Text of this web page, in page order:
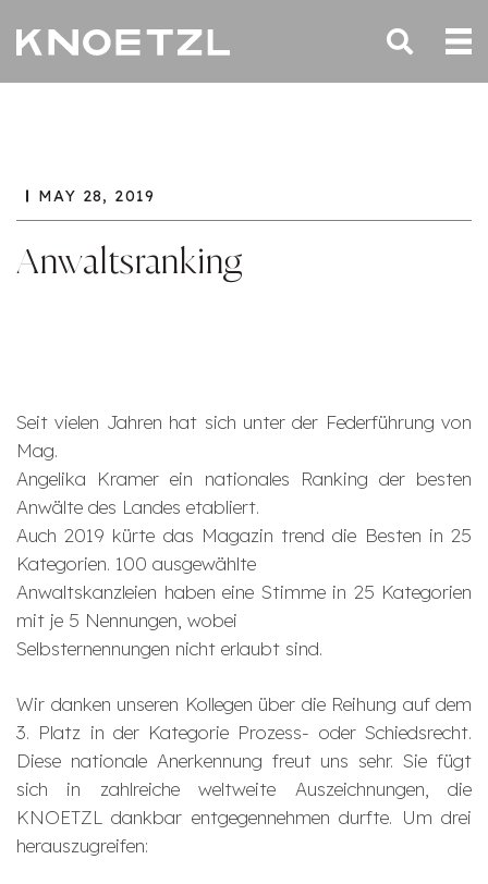
MAY 28, 2019
Anwaltsranking
Seit vielen Jahren hat sich unter der Federführung von
Mag.
Angelika Kramer ein nationales Ranking der besten
Anwälte des Landes etabliert.
Auch 2019 kürte das Magazin trend die Besten in 25
Kategorien. 100 ausgewählte
Anwaltskanzleien haben eine Stimme in 25 Kategorien
mit je 5 Nennungen, wobei
Selbsternennungen nicht erlaubt sind.
Wir danken unseren Kollegen über die Reihung auf dem
3. Platz in der Kategorie Prozess- oder Schiedsrecht.
Diese nationale Anerkennung freut uns sehr. Sie fügt
sich in zahlreiche weltweite Auszeichnungen, die
KNOETZL dankbar entgegennehmen durfte. Um drei
herauszugreifen: